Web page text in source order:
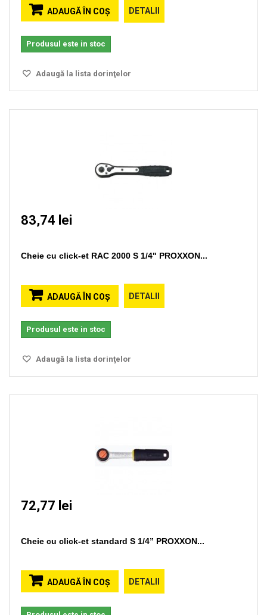
ADAUGĂ ÎN COŞ DETALII
Produsul este in stoc
Adaugă la lista dorinţelor
83,74 lei
Cheie cu click-et RAC 2000 S 1/4" PROXXON...
ADAUGĂ ÎN COŞ DETALII
Produsul este in stoc
Adaugă la lista dorinţelor
72,77 lei
Cheie cu click-et standard S 1/4” PROXXON...
ADAUGĂ ÎN COŞ DETALII